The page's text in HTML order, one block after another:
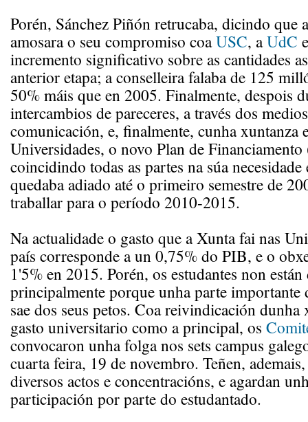
Porén, Sánchez Piñón retrucaba, dicindo que
amosara o seu compromiso coaUSC, aUdC
incremento significativo sobre as cantidades
anterior etapa; a conselleira falaba de 125
50% máis que en 2005. Finalmente, despois
intercambios de pareceres, a través dos
comunicación, e, finalmente, cunha xuntanza
Universidades, o novo Plan de Financiamento
coincidindo todas as partes na súa
quedaba adiado até o primeiro semestre de
traballar para o período 2010-2015.
Na actualidade o gasto que a Xunta fai nas
país corresponde a un 0,75% do PIB, e o
1'5% en 2015. Porén, os estudantes non
principalmente porque unha parte importante
sae dos seus petos. Coa reivindicación
gasto universitario como a principal, os
convocaron unha folga nos sets campus
cuarta feira, 19 de novembro. Teñen,
diversos actos e concentracións, e agardan
participación por parte do estudantado.